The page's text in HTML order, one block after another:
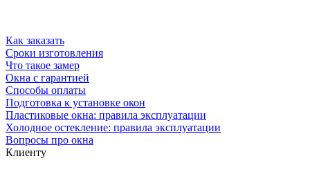
Как заказать
Сроки изготовления
Что такое замер
Окна с гарантией
Способы оплаты
Подготовка к установке окон
Пластиковые окна: правила эксплуатации
Холодное остекление: правила эксплуатации
Вопросы про окна
Клиенту